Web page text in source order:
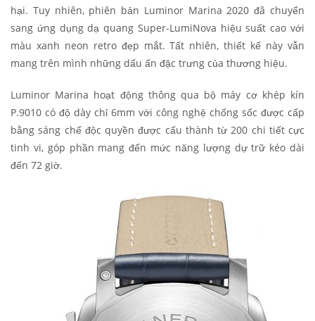
hại. Tuy nhiên, phiên bản Luminor Marina 2020 đã chuyển
sang ứng dụng dạ quang Super-LumiNova hiệu suất cao với
màu xanh neon retro đẹp mắt. Tất nhiên, thiết kế này vẫn
mang trên mình những dấu ấn đặc trưng của thương hiệu.
Luminor Marina hoạt động thông qua bộ máy cơ khép kín
P.9010 có độ dày chỉ 6mm với công nghệ chống sốc được cấp
bằng sáng chế độc quyền được cấu thành từ 200 chi tiết cực
tinh vi, góp phần mang đến mức năng lượng dự trữ kéo dài
đến 72 giờ.